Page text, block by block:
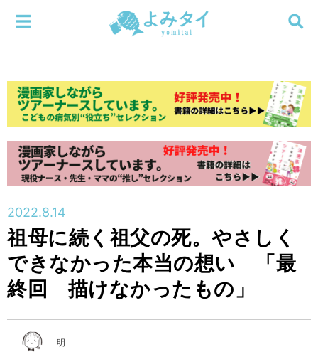
新着
連載
新刊
特集
編集部
検索する
メニューを閉じる
2022.8.14
祖母に続く祖父の死。やさしく
できなかった本当の想い 「最
終回 描けなかったもの」
明